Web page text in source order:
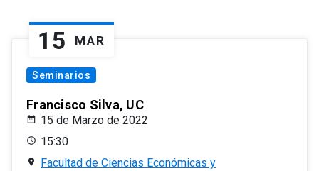
15 MAR
Seminarios
Francisco Silva, UC
15 de Marzo de 2022
15:30
Facultad de Ciencias Económicas y